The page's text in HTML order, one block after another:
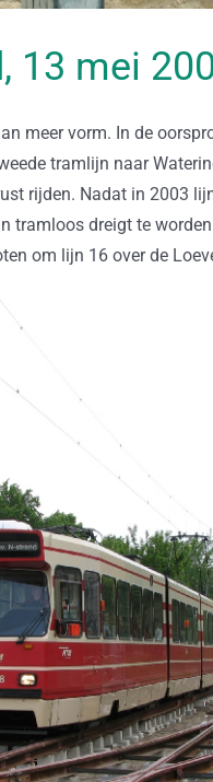
13 mei
meer vorm. In de
tramlijn naar
rijden. Nadat in 2003
tramloos dreigt te
om lijn 16 over de